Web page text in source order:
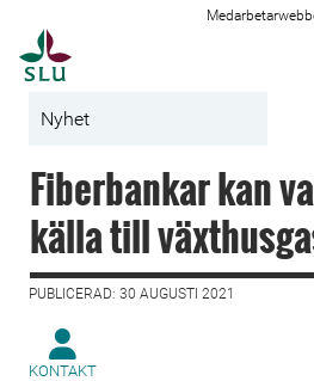
Nyhet
Fiberbankar kan
källa till
PUBLICERAD: 30 AUGUSTI 2021
KONTAKT